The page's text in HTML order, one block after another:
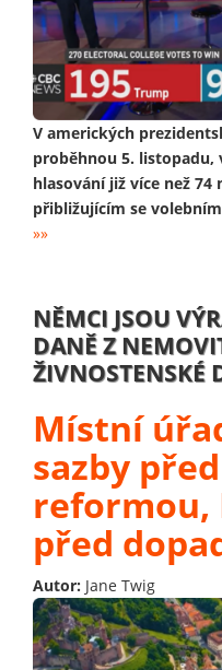
V amerických
proběhnou 5. listopadu,
hlasování již více než 74
přibližujícím se
»»
NĚMCI JSOU
DANĚ Z
ŽIVNOSTENSKÉ
Místní
sazby
reformou,
před
Autor: Jane Twig